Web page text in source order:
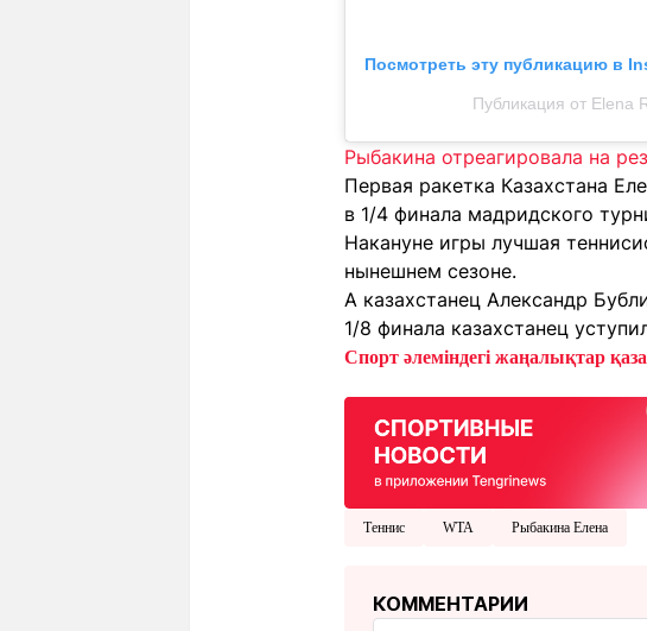
Посмотреть эту публикацию в
Публикация от Elena
Рыбакина отреагировала на
Первая ракетка Казахстана
в 1/4 финала мадридского
Накануне игры лучшая
нынешнем сезоне.
А казахстанец Александр
1/8 финала казахстанец
Спорт әлеміндегі жаңалықтар
Теннис WTA Рыбакина Елена
КОММЕНТАРИИ